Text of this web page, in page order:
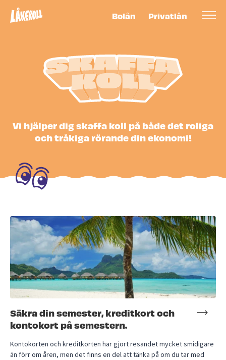
Bolån Privatlån
Skaffa koll -
Vi hjälper dig skaffa koll på både det roliga
och tråkiga rörande din ekonomi!
Säkra din semester, kreditkort och
kontokort på semestern.
Kontokorten och kreditkorten har gjort resandet mycket smidigare
än förr om åren, men det finns en del att tänka på om du tar med